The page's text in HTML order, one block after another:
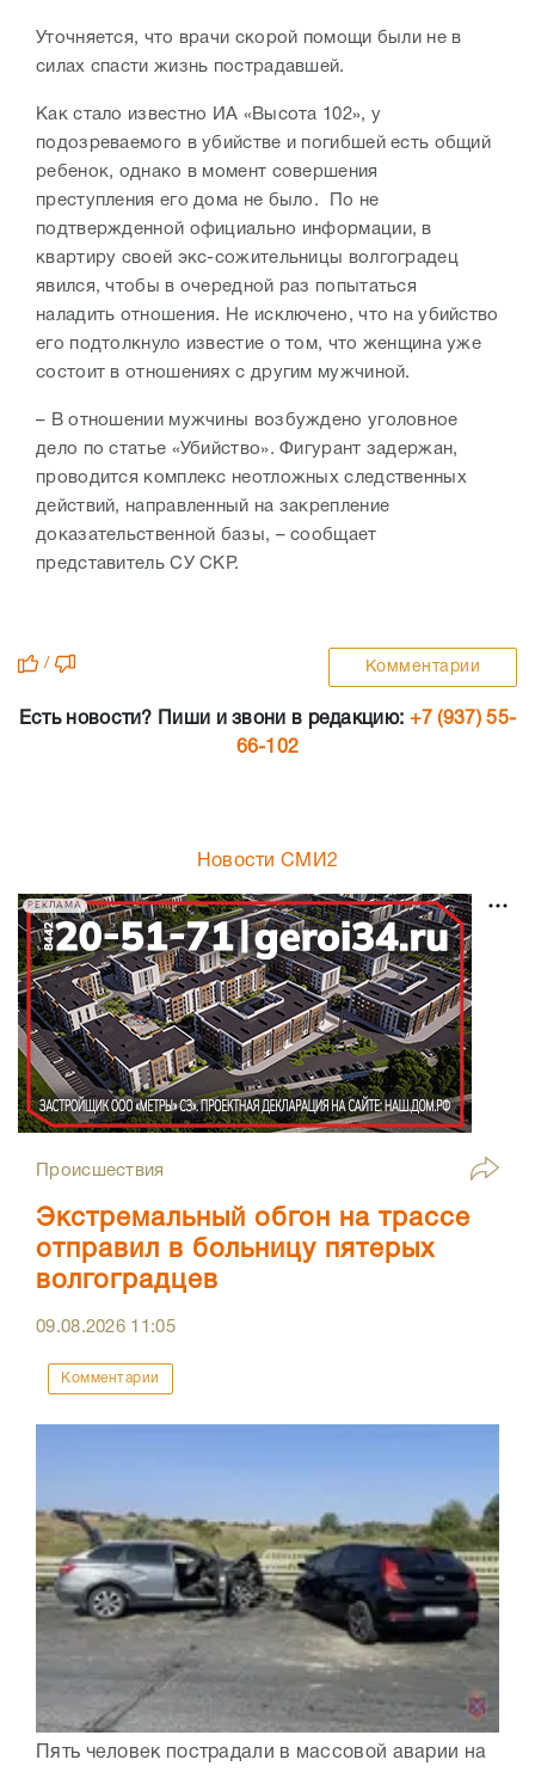
Уточняется, что врачи скорой помощи были не в
силах спасти жизнь пострадавшей.
Как стало известно ИА «Высота 102», у
подозреваемого в убийстве и погибшей есть общий
ребенок, однако в момент совершения
преступления его дома не было. По не
подтвержденной официально информации, в
квартиру своей экс-сожительницы волгоградец
явился, чтобы в очередной раз попытаться
наладить отношения. Не исключено, что на убийство
его подтолкнуло известие о том, что женщина уже
состоит в отношениях с другим мужчиной.
– В отношении мужчины возбуждено уголовное
дело по статье «Убийство». Фигурант задержан,
проводится комплекс неотложных следственных
действий, направленный на закрепление
доказательственной базы, – сообщает
представитель СУ СКР.
/ Комментарии
Есть новости? Пиши и звони в редакцию: +7 (937) 55-
66-102
Новости СМИ2
РЕКЛАМА
Происшествия
Экстремальный обгон на трассе
отправил в больницу пятерых
волгоградцев
09.08.2026 11:05
Комментарии
Пять человек пострадали в массовой аварии на